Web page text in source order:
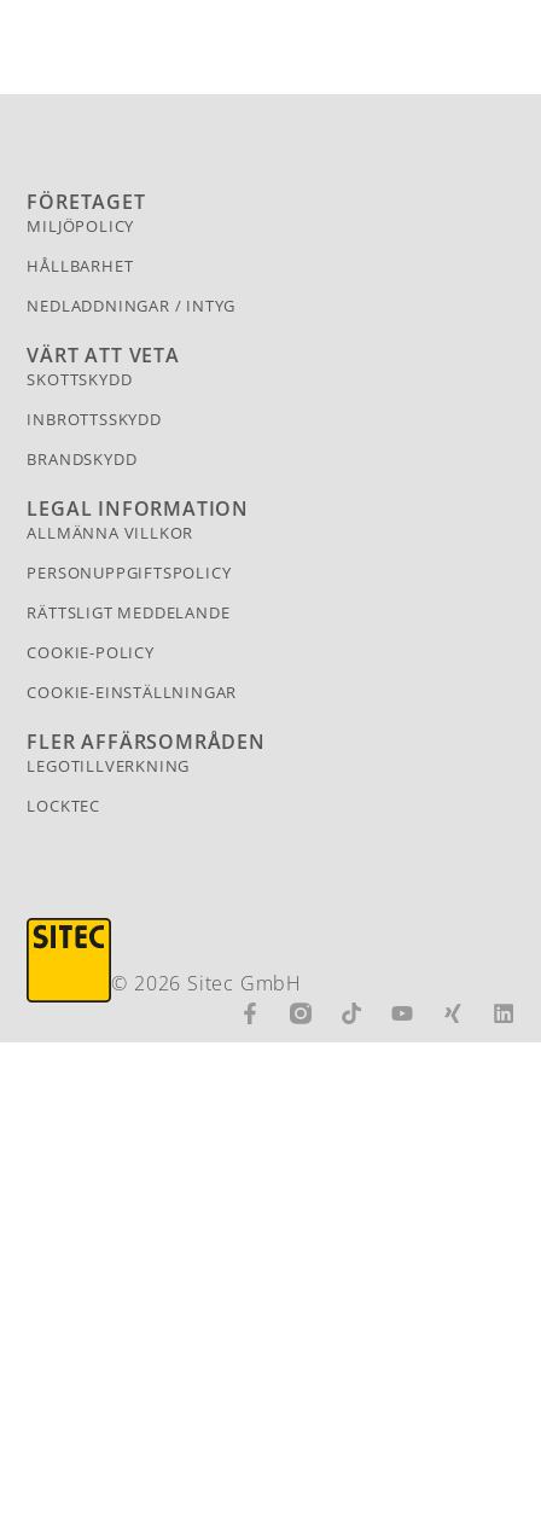
FÖRETAGET
MILJÖPOLICY
HÅLLBARHET
NEDLADDNINGAR / INTYG
VÄRT ATT VETA
SKOTTSKYDD
INBROTTSSKYDD
BRANDSKYDD
LEGAL INFORMATION
ALLMÄNNA VILLKOR
PERSONUPPGIFTSPOLICY
RÄTTSLIGT MEDDELANDE
COOKIE-POLICY
COOKIE-EINSTÄLLNINGAR
FLER AFFÄRSOMRÅDEN
LEGOTILLVERKNING
LOCKTEC
© 2026 Sitec GmbH